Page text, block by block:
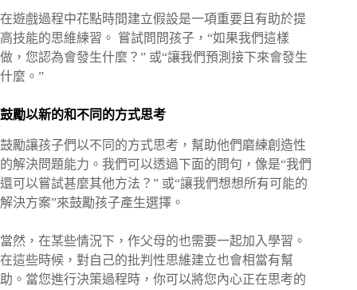
在遊戲過程中花點時間建立假設是一項重要且有助於提
高技能的思維練習。 嘗試問問孩子，“如果我們這樣
做，您認為會發生什麼？” 或“讓我們預測接下來會發生
什麼。”
鼓勵以新的和不同的方式思考
鼓勵讓孩子們以不同的方式思考，幫助他們磨練創造性
的解決問題能力。我們可以透過下面的問句，像是“我們
還可以嘗試甚麼其他方法？” 或“讓我們想想所有可能的
解決方案”來鼓勵孩子產生選擇。
當然，在某些情況下，作父母的也需要一起加入學習。
在這些時候，對自己的批判性思維建立也會相當有幫
助。當您進行決策過程時，你可以將您內心正在思考的